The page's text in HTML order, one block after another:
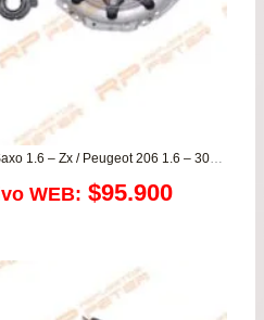
Kit de embrague para Citroen Saxo 1.6 – Zx / Peugeot 206 1.6 – 306 1.6
WEB: $95.900